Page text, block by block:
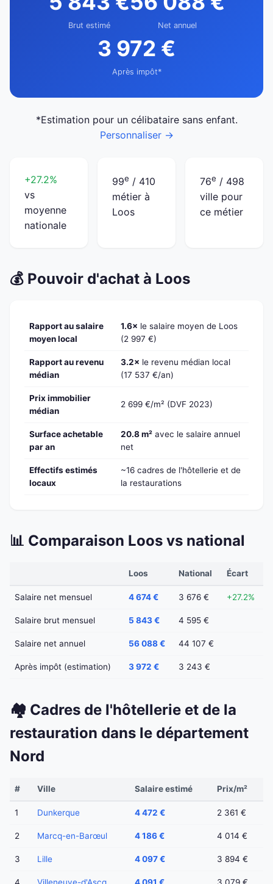
Brut estimé Net annuel
3 972 €
Après impôt*
*Estimation pour un célibataire sans enfant.
Personnaliser →
+27.2%
vs
moyenne
nationale
99e / 410
métier à
Loos
76e / 498
ville pour
ce métier
💰 Pouvoir d'achat à Loos
Rapport au salaire
moyen local
1.6× le salaire moyen de Loos
(2 997 €)
Rapport au revenu
médian
3.2× le revenu médian local
(17 537 €/an)
Prix immobilier
médian
2 699 €/m² (DVF 2023)
Surface achetable
par an
20.8 m² avec le salaire annuel
net
Effectifs estimés
locaux
~16 cadres de l'hôtellerie et de
la restaurations
📊 Comparaison Loos vs national
Loos National Écart
Salaire net mensuel 4 674 € 3 676 € +27.2%
Salaire brut mensuel 5 843 € 4 595 €
Salaire net annuel 56 088 € 44 107 €
Après impôt (estimation) 3 972 € 3 243 €
🏘️ Cadres de l'hôtellerie et de la
restauration dans le département
Nord
# Ville Salaire estimé Prix/m²
1 Dunkerque 4 472 € 2 361 €
2 Marcq-en-Barœul 4 186 € 4 014 €
3 Lille 4 097 € 3 894 €
4 Villeneuve-d'Ascq 4 091 € 3 079 €